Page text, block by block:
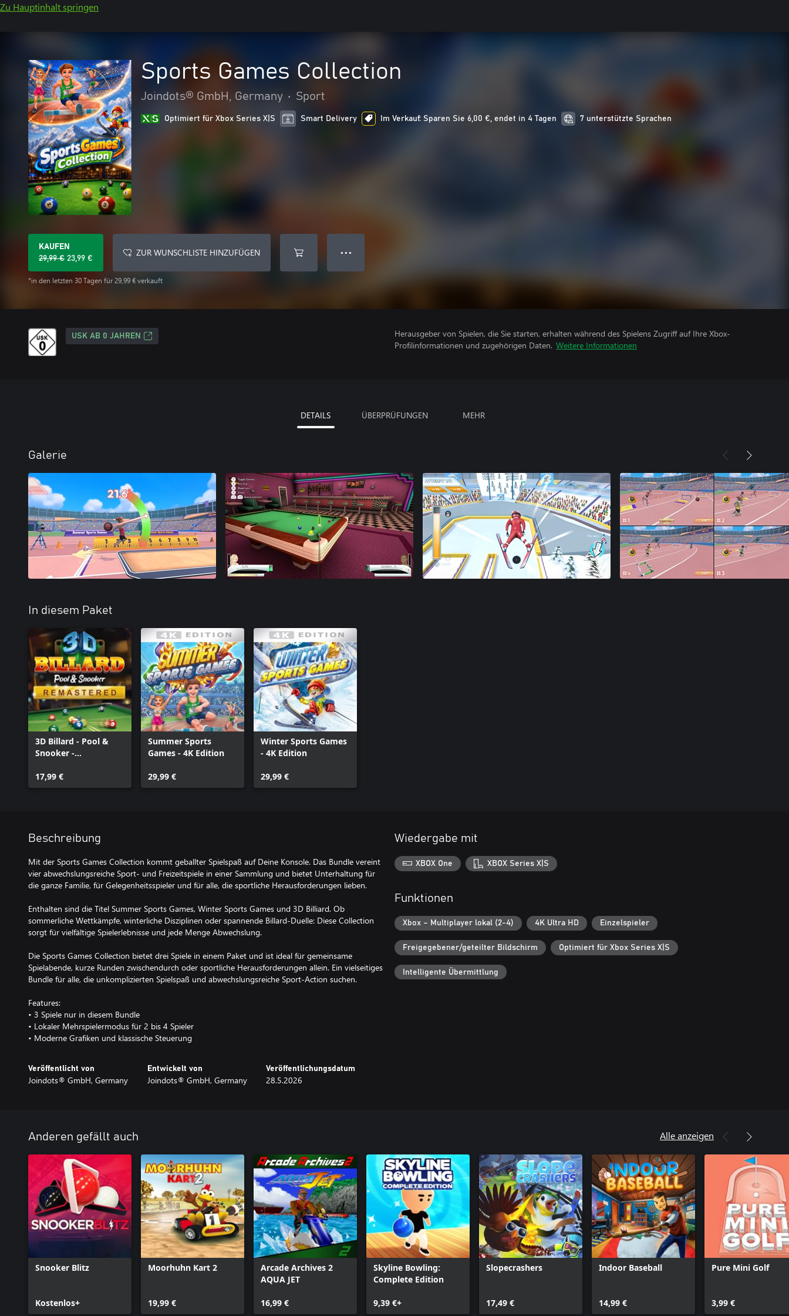
Zu Hauptinhalt springen
Sports Games Collection
Joindots® GmbH, Germany • Sport
Optimiert für Xbox Series X|S Smart Delivery Im Verkauf: Sparen Sie 6,00 €, endet in 4 Tagen 7 unterstützte Sprachen
KAUFEN
29,99 € 23,99 €
*in den letzten 30 Tagen für 29,99 € verkauft
ZUR WUNSCHLISTE HINZUFÜGEN ● ● ●
USK AB 0 JAHREN
Herausgeber von Spielen, die Sie starten, erhalten während des Spielens Zugriff auf Ihre Xbox-
Profilinformationen und zugehörigen Daten. Weitere Informationen
DETAILS ÜBERPRÜFUNGEN MEHR
Galerie
In diesem Paket
3D Billard - Pool &
Snooker -
17,99 €
Summer Sports
Games - 4K Edition
29,99 €
Winter Sports Games
- 4K Edition
29,99 €
Beschreibung
Mit der Sports Games Collection kommt geballter Spielspaß auf Deine Konsole. Das Bundle vereint
vier abwechslungsreiche Sport- und Freizeitspiele in einer Sammlung und bietet Unterhaltung für
die ganze Familie, für Gelegenheitsspieler und für alle, die sportliche Herausforderungen lieben.
Enthalten sind die Titel Summer Sports Games, Winter Sports Games und 3D Billiard. Ob
sommerliche Wettkämpfe, winterliche Disziplinen oder spannende Billard-Duelle: Diese Collection
sorgt für vielfältige Spielerlebnisse und jede Menge Abwechslung.
Die Sports Games Collection bietet drei Spiele in einem Paket und ist ideal für gemeinsame
Spielabende, kurze Runden zwischendurch oder sportliche Herausforderungen allein. Ein vielseitiges
Bundle für alle, die unkomplizierten Spielspaß und abwechslungsreiche Sport-Action suchen.
Features:
• 3 Spiele nur in diesem Bundle
• Lokaler Mehrspielermodus für 2 bis 4 Spieler
• Moderne Grafiken und klassische Steuerung
Veröffentlicht von
Joindots® GmbH, Germany
Entwickelt von
Joindots® GmbH, Germany
Veröffentlichungsdatum
28.5.2026
Wiedergabe mit
XBOX One XBOX Series X|S
Funktionen
Xbox – Multiplayer lokal (2-4) 4K Ultra HD Einzelspieler
Freigegebener/geteilter Bildschirm Optimiert für Xbox Series X|S
Intelligente Übermittlung
Anderen gefällt auch Alle anzeigen
Snooker Blitz
Kostenlos+
Moorhuhn Kart 2
19,99 €
Arcade Archives 2
AQUA JET
16,99 €
Skyline Bowling:
Complete Edition
9,39 €+
Slopecrashers
17,49 €
Indoor Baseball
14,99 €
Pure Mini Golf
3,99 €